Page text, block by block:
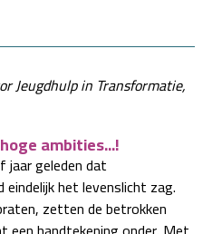
Jeugdhulp in Transformatie,
ambities...!
jaar geleden dat
eindelijk het levenslicht zag.
zetten de betrokken